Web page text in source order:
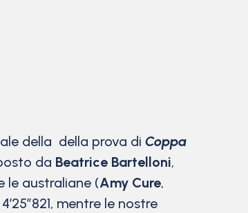
della della prova di Coppa
da Beatrice Bartelloni,
le australiane (Amy Cure,
mentre le nostre